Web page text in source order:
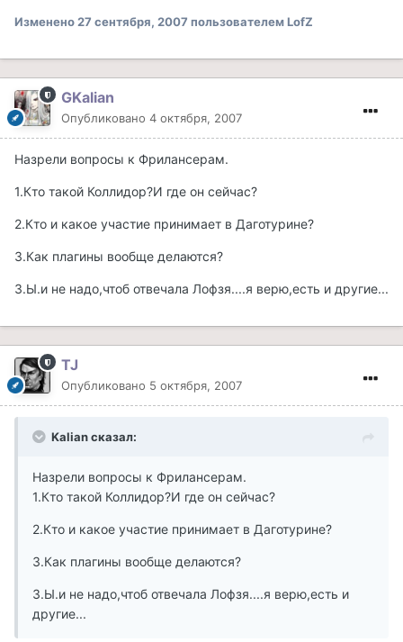
Изменено27 сентября, 2007 пользователем LofZ
GKalian
Опубликовано 4 октября, 2007
Назрели вопросы к Фрилансерам.
1.Кто такой Коллидор?И где он сейчас?
2.Кто и какое участие принимает в Даготурине?
3.Как плагины вообще делаются?
З.Ы.и не надо,чтоб отвечала Лофзя....я верю,есть и другие...
TJ
Опубликовано 5 октября, 2007
Kalian сказал:
Назрели вопросы к Фрилансерам.
1.Кто такой Коллидор?И где он сейчас?
2.Кто и какое участие принимает в Даготурине?
3.Как плагины вообще делаются?
З.Ы.и не надо,чтоб отвечала Лофзя....я верю,есть и
другие...